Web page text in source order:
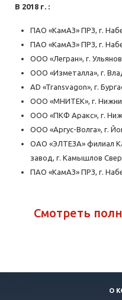
В 2018 г. :
ПАО «КамАЗ» ПРЗ, г.
ПАО «КамАЗ» ПРЗ, г.
ООО «Легран», г.
ООО «Изметалла», г.
AD «Transvagon», г.
ООО «МНИТЕК», г.
ООО «ПКФ Аракс», г.
ООО «Аргус-Волга», г.
ОАО «ЭЛТЕЗА» филиал
завод, г. Камышлов
ПАО «КамАЗ» ПРЗ, г.
Смотреть
О